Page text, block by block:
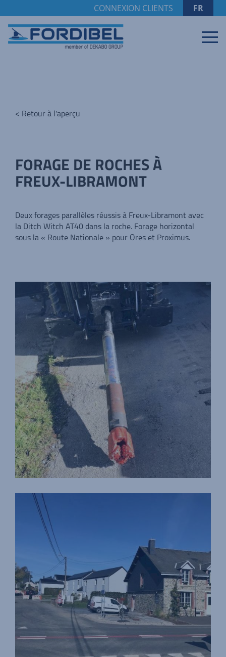
CONNEXION CLIENTS FR
< Retour à l'aperçu
FORAGE DE ROCHES À
FREUX-LIBRAMONT
Deux forages parallèles réussis à Freux-Libramont avec
la Ditch Witch AT40 dans la roche. Forage horizontal
sous la « Route Nationale » pour Ores et Proximus.